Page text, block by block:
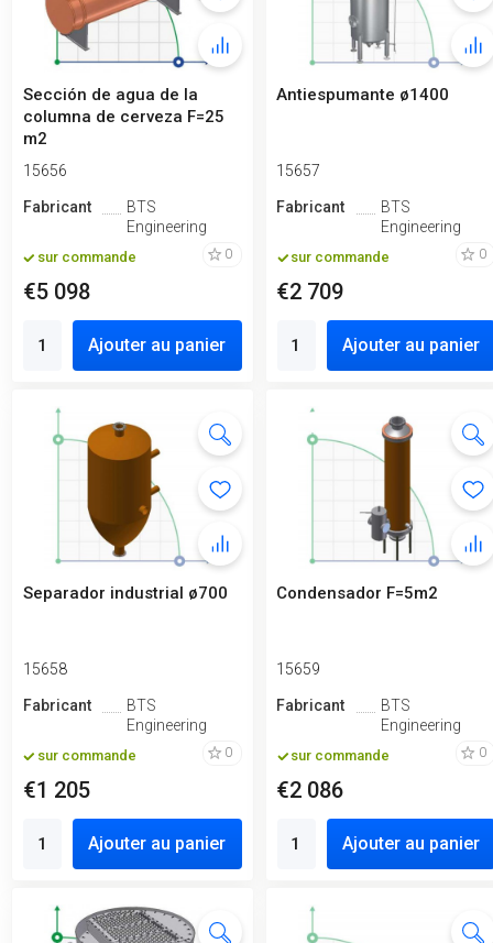
Sección de agua de la
columna de cerveza F=25
m2
15656
Fabricant
BTS
Engineering
sur commande 0
€5 098
Ajouter au panier
Antiespumante ø1400
15657
Fabricant
BTS
Engineering
sur commande 0
€2 709
Ajouter au panier
Separador industrial ø700
15658
Fabricant
BTS
Engineering
sur commande 0
€1 205
Ajouter au panier
Condensador F=5m2
15659
Fabricant
BTS
Engineering
sur commande 0
€2 086
Ajouter au panier